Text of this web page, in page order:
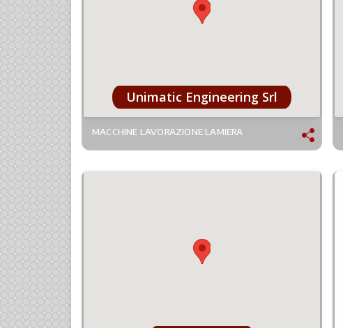
Unimatic Engineering Srl
MACCHINE LAVORAZIONE LAMIERA